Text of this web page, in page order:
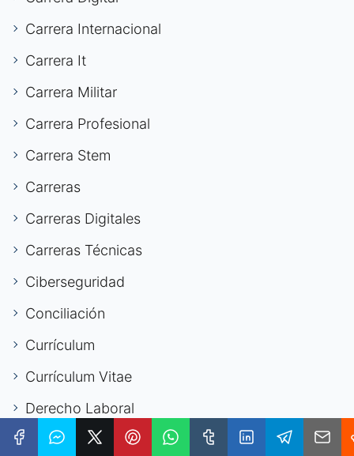
Carrera Internacional
Carrera It
Carrera Militar
Carrera Profesional
Carrera Stem
Carreras
Carreras Digitales
Carreras Técnicas
Ciberseguridad
Conciliación
Currículum
Currículum Vitae
Derecho Laboral
Derechos Laborales